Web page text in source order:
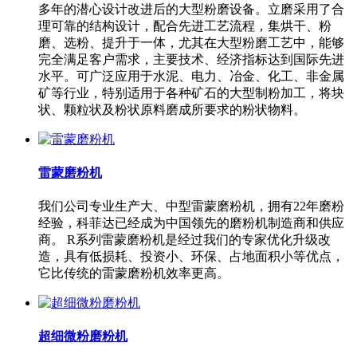
多年的潜心设计改进后的大型粉磨设备。立磨采用了合
理可靠的结构设计，配合先进工艺流程，集烘干、粉
磨、选粉、提升于一体，尤其在大型粉磨工艺中，能够
完全满足客户需求，主要技术、经济指标达到国际先进
水平。可广泛应用于水泥、电力、冶金、化工、非金属
矿等行业，特别适用于各种矿石的大型制粉加工，将块
状、颗粒状及粉状原料磨成所要求的粉状物料。
雷蒙磨粉机
我们公司专业生产大、中型雷蒙磨粉机，拥有22年磨粉
经验，科菲达已经成为中国领先的磨粉机制造商和供应
商。 R系列雷蒙磨粉机是经过我们的专家优化升级改
造，具有低损耗、投资小、环保、占地面积小等优点，
它比传统的雷蒙磨粉机效率更高。
超细微粉磨粉机